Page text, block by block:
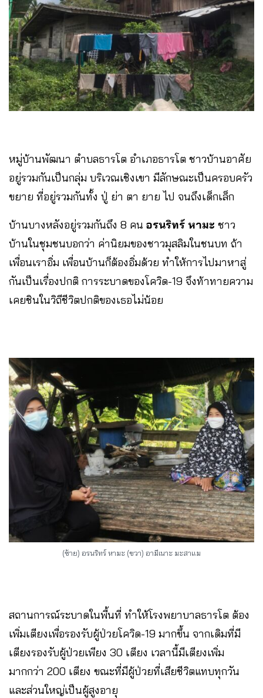
หมู่บ้านพัฒนา​ ตำบลธารโต​ อำเภอธารโต ชาวบ้านอาศัย
อยู่รวมกันเป็นกลุ่ม บริเวณเชิงเขา มีลักษณะ​เป็นครอบครัว​
ขยาย​ ที่อยู่รวมกันทั้ง​ ปู่​ ย่า ​ตา​ ยาย​ ไป​ จนถึงเด็กเล็ก​
บ้านบางหลังอยู่รวมกันถึง 8 คน อรนริทร์​ หามะ​ ชาว
บ้านในชุมชนบอกว่า​ ค่านิยมของชาวมุสลิมในชนบท ถ้า
เพื่อนเราอิ่ม​ เพื่อนบ้านก็ต้องอิ่มด้วย ทำให้การไปมาหาสู่
กันเป็นเรื่องปกติ การระบาดของโควิด-19 จึงท้าทายความ
เคยชินในวิถีชีวิตปกติของเธอไม่น้อย
(ซ้าย) อรนริทร์​ หามะ​ (ขวา) อามีเนาะ​ มะสาแม
สถานการณ์ระบาดในพื้นที่ ทำให้โรงพยาบาลธารโต​ ต้อง
เพิ่มเตียงเพื่อรองรับผู้ป่วยโควิด-19 มากขึ้น จากเดิมที่มี
เตียงรองรับผู้ป่วยเพียง 30 เตียง เวลานี้มีเตียงเพิ่ม
มากกว่า 200 เตียง ขณะที่มีผู้ป่วยที่เสียชีวิตแทบทุกวัน
และส่วนใหญ่เป็นผู้สูงอายุ